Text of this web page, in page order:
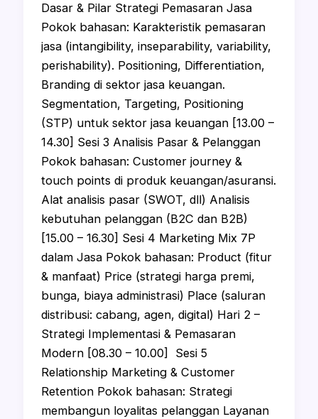
Dasar & Pilar Strategi Pemasaran Jasa
Pokok bahasan: Karakteristik pemasaran
jasa (intangibility, inseparability, variability,
perishability). Positioning, Differentiation,
Branding di sektor jasa keuangan.
Segmentation, Targeting, Positioning
(STP) untuk sektor jasa keuangan [13.00 –
14.30] Sesi 3 Analisis Pasar & Pelanggan
Pokok bahasan: Customer journey &
touch points di produk keuangan/asuransi.
Alat analisis pasar (SWOT, dll) Analisis
kebutuhan pelanggan (B2C dan B2B)
[15.00 – 16.30] Sesi 4 Marketing Mix 7P
dalam Jasa Pokok bahasan: Product (fitur
& manfaat) Price (strategi harga premi,
bunga, biaya administrasi) Place (saluran
distribusi: cabang, agen, digital) Hari 2 –
Strategi Implementasi & Pemasaran
Modern [08.30 – 10.00] Sesi 5
Relationship Marketing & Customer
Retention Pokok bahasan: Strategi
membangun loyalitas pelanggan Layanan